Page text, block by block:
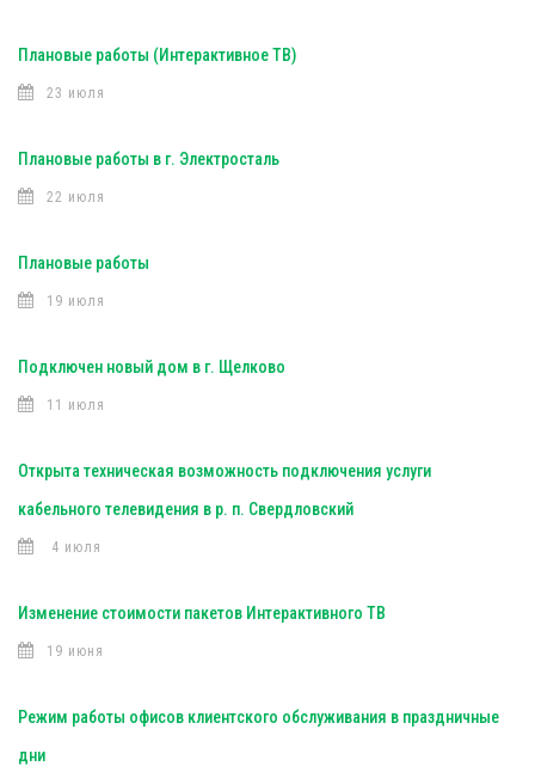
Плановые работы (Интерактивное ТВ)
23 июля
Плановые работы в г. Электросталь
22 июля
Плановые работы
19 июля
Подключен новый дом в г. Щелково
11 июля
Открыта техническая возможность подключения услуги
кабельного телевидения в р. п. Свердловский
4 июля
Изменение стоимости пакетов Интерактивного ТВ
19 июня
Режим работы офисов клиентского обслуживания в праздничные
дни